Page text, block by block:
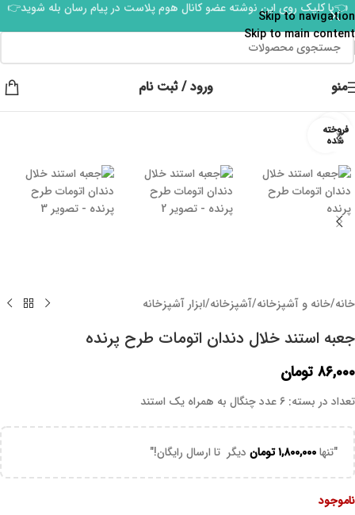
Skip to navigation
Skip to main content
👈با کلیک روی این نوشته عضو کانال هوم پلاست در پیام رسان بله شوید👉
منو ورود / ثبت نام
فروخته
شده
خانه/خانه و آشپزخانه/آشپزخانه/ابزار آشپزخانه
جعبه استند خلال دندان اتومات طرح پرنده
۸۶,۰۰۰ تومان
تعداد در بسته: ۶ عدد چنگال به همراه یک استند
"تنها۱,۸۰۰,۰۰۰تومان دیگر تا ارسال رایگان!"
ناموجود